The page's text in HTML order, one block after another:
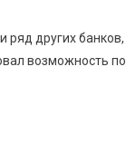
других
возможность